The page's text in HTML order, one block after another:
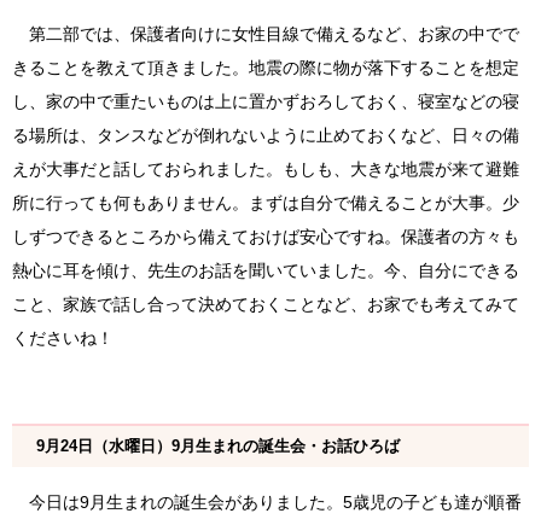
第二部では、保護者向けに女性目線で備えるなど、お家の中でで
きることを教えて頂きました。地震の際に物が落下することを想定
し、家の中で重たいものは上に置かずおろしておく、寝室などの寝
る場所は、タンスなどが倒れないように止めておくなど、日々の備
えが大事だと話しておられました。もしも、大きな地震が来て避難
所に行っても何もありません。まずは自分で備えることが大事。少
しずつできるところから備えておけば安心ですね。保護者の方々も
熱心に耳を傾け、先生のお話を聞いていました。今、自分にできる
こと、家族で話し合って決めておくことなど、お家でも考えてみて
くださいね！
9月24日（水曜日）9月生まれの誕生会・お話ひろば
今日は9月生まれの誕生会がありました。5歳児の子ども達が順番